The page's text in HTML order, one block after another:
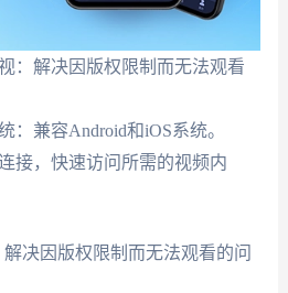
：解决因版权限制而无法观看
：兼容Android和iOS系统。
接，快速访问所需的视频内
决因版权限制而无法观看的问